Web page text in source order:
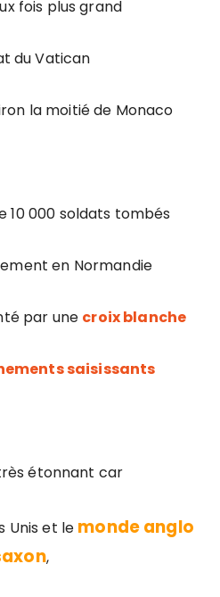
fois plus grand
du Vatican
la moitié de Monaco
10 000 soldats tombés
en Normandie
par une croix blanche
saisissants
étonnant car
Unis et le monde anglo
,